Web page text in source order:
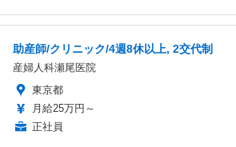
助産師/クリニック/4週8休以上, 2交代制
産婦人科瀬尾医院
東京都
月給25万円～
正社員